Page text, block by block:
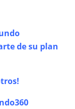
de su plan